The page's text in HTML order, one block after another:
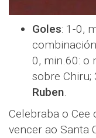
Goles: 1-0,
0, min.60: o
sobre Chiru;
Ruben.
Celebraba o Cee
vencer ao Santa